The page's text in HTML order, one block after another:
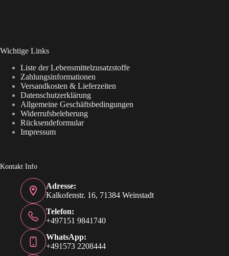
Wichtige Links
Liste der Lebensmittelzusatzstoffe
Zahlungsinformationen
Versandkosten & Lieferzeiten
Datenschutzerklärung
Allgemeine Geschäftsbedingungen
Widerrufsbeleherung
Rücksendeformular
Impressum
Kontakt Info
Adresse:
Kalkofenstr. 16, 71384 Weinstadt
Telefon:
+497151 9841740
WhatsApp:
+491573 2208444